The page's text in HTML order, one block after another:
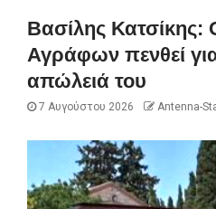
Βασίλης Κατσίκης:
Αγράφων πενθεί
απώλειά του
7 Αυγούστου 2026 Antenna-